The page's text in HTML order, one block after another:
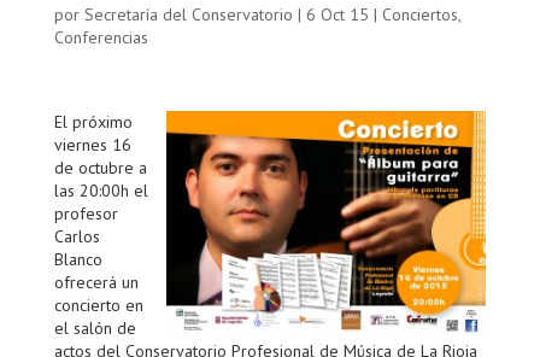
por Secretaría del Conservatorio | 6 Oct 15 | Conciertos,
Conferencias
El próximo
viernes 16
de octubre a
las 20:00h el
profesor
Carlos
Blanco
ofrecerá un
concierto en
el salón de
actos del Conservatorio Profesional de Música de La Rioja